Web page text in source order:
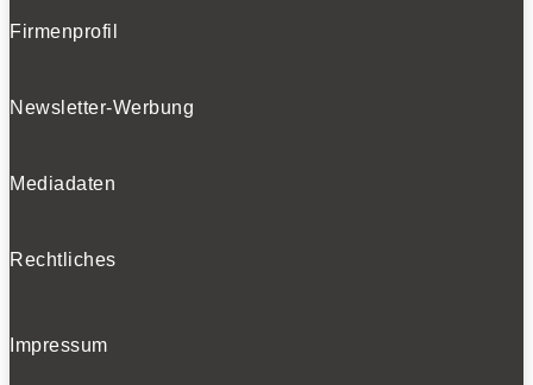
Firmenprofil
Newsletter-Werbung
Mediadaten
Rechtliches
Impressum